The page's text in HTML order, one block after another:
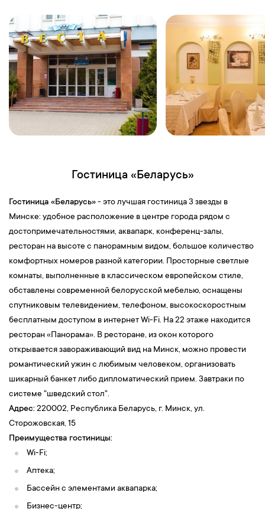
Гостиница «Беларусь»
Гостиница «Беларусь»- это лучшая гостиница 3 звезды в
Минске: удобное расположение в центре города рядом с
достопримечательностями, аквапарк, конференц-залы,
ресторан на высоте с панорамным видом, большое количество
комфортных номеров разной категории. Просторные светлые
комнаты, выполненные в классическом европейском стиле,
обставлены современной белорусской мебелью, оснащены
спутниковым телевидением, телефоном, высокоскоростным
бесплатным доступом в интернет Wi-Fi. На 22 этаже находится
ресторан «Панорама». В ресторане, из окон которого
открывается завораживающий вид на Минск, можно провести
романтический ужин с любимым человеком, организовать
шикарный банкет либо дипломатический прием. Завтраки по
системе "шведский стол".
Адрес:220002, Республика Беларусь, г. Минск, ул.
Сторожовская, 15
Преимущества гостиницы:
Wi-Fi;
Аптека;
Бассейн с элементами аквапарка;
Бизнес-центр;